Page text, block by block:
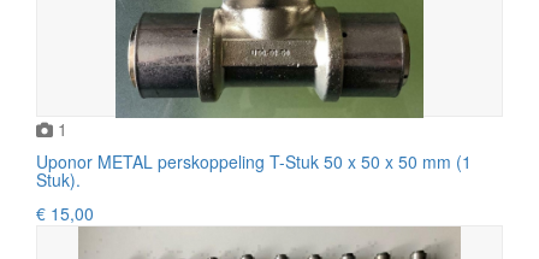
1
Uponor METAL perskoppeling T-Stuk 50 x 50 x 50 mm (1
Stuk).
€ 15,00